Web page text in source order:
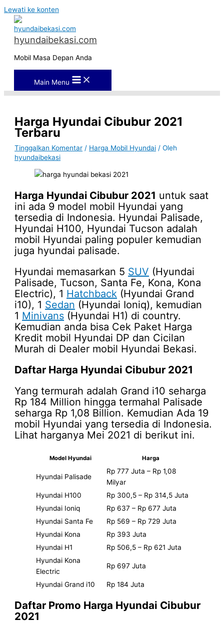
Lewati ke konten
hyundaibekasi.com
Mobil Masa Depan Anda
Main Menu
Harga Hyundai Cibubur 2021
Terbaru
Tinggalkan Komentar / Harga Mobil Hyundai / Oleh
hyundaibekasi
Harga Hyundai Cibubur 2021 untuk saat
ini ada 9 model mobil Hyundai yang
tersedia di Indonesia. Hyundai Palisade,
Hyundai H100, Hyundai Tucson adalah
mobil Hyundai paling populer kemudian
juga hyundai palisade.
Hyundai memasarkan 5 SUV (Hyundai
Palisade, Tucson, Santa Fe, Kona, Kona
Electric), 1 Hatchback (Hyundai Grand
i10), 1 Sedan (Hyundai Ioniq), kemudian
1 Minivans (Hyundai H1) di country.
Kemudian anda bisa Cek Paket Harga
Kredit mobil Hyundai DP dan Cicilan
Murah di Dealer mobil Hyundai Bekasi.
Daftar Harga Hyundai Cibubur 2021
Yang termurah adalah Grand i10 seharga
Rp 184 Million hingga termahal Palisade
seharga Rp 1,08 Billion. Kemudian Ada 19
mobil Hyundai yang tersedia di Indonesia.
Lihat harganya Mei 2021 di berikut ini.
Model Hyundai Harga
Hyundai Palisade
Rp 777 Juta – Rp 1,08
Milyar
Hyundai H100
Rp 300,5 – Rp 314,5 Juta
Hyundai Ioniq
Rp 637 – Rp 677 Juta
Hyundai Santa Fe
Rp 569 – Rp 729 Juta
Hyundai Kona
Rp 393 Juta
Hyundai H1
Rp 506,5 – Rp 621 Juta
Hyundai Kona
Electric
Rp 697 Juta
Hyundai Grand i10 Rp 184 Juta
Daftar Promo Harga Hyundai Cibubur
2021